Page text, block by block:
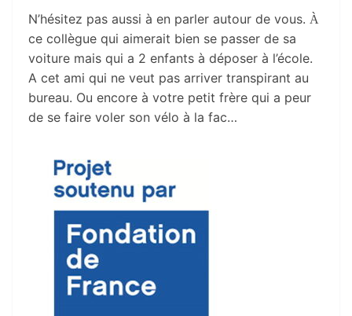
N’hésitez pas aussi à en parler autour de vous. À
ce collègue qui aimerait bien se passer de sa
voiture mais qui a 2 enfants à déposer à l’école.
A cet ami qui ne veut pas arriver transpirant au
bureau. Ou encore à votre petit frère qui a peur
de se faire voler son vélo à la fac…